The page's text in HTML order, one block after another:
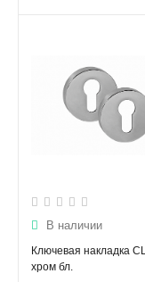
В наличии
Ключевая накладка
хром бл.